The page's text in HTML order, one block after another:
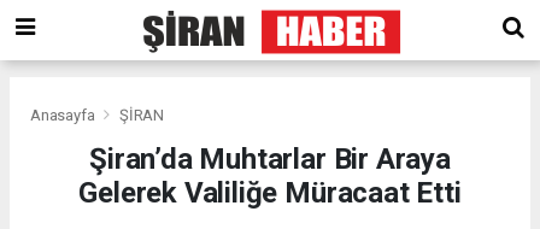
Anasayfa ŞİRAN
Şiran’da Muhtarlar Bir Araya
Gelerek Valiliğe Müracaat Etti